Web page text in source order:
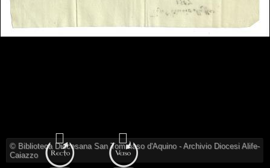
© Biblioteca Diocesana San Tommaso d'Aquino - Archivio Diocesi Alife-
Caiazzo